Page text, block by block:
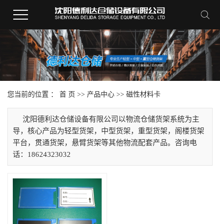
您当前的位置 ： 首 页 >> 产品中心 >> 磁性材料卡
沈阳德利达仓储设备有限公司以物流仓储货架系统为主
导，核心产品为轻型货架，中型货架，重型货架，阁楼货架
平台，贯通货架，悬臂货架等其他物流配套产品。咨询电
话：18624323032